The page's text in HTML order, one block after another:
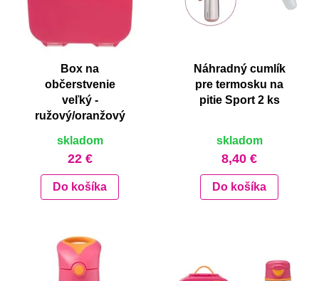
Box na
občerstvenie
veľký -
ružový/oranžový
skladom
22 €
Do košíka
Náhradný cumlík
pre termosku na
pitie Sport 2 ks
skladom
8,40 €
Do košíka